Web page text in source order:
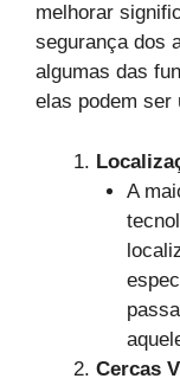
melhorar
segurança dos
algumas das
elas podem ser
A
Cercas